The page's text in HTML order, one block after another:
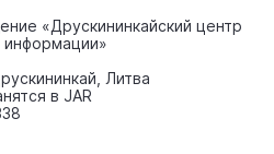
«Друскининкайский центр
информации»
Литва
в JAR